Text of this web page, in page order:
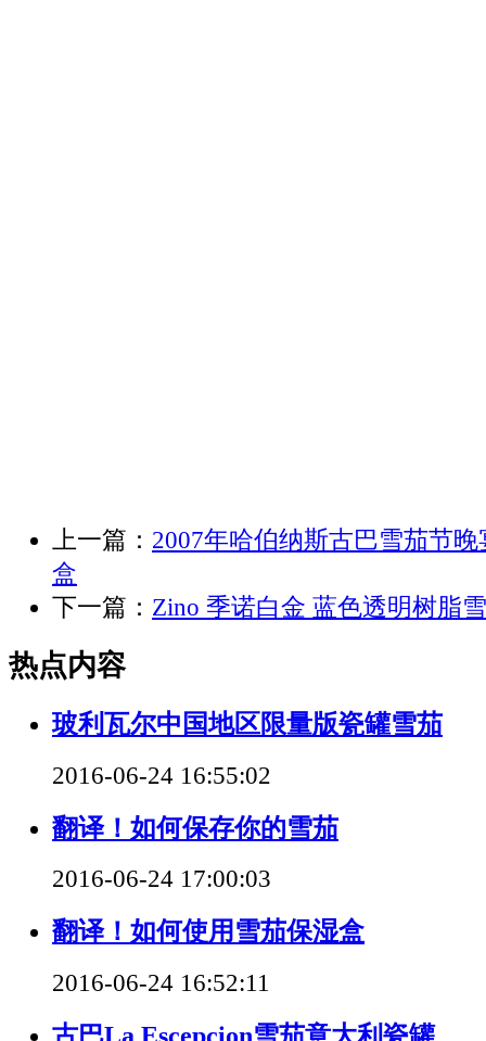
上一篇： 2007年哈伯纳斯古巴雪茄节
盒
下一篇： Zino 季诺白金 蓝色透明树脂
热点内容
玻利瓦尔中国地区限量版瓷罐雪茄
2016-06-24 16:55:02
翻译！如何保存你的雪茄
2016-06-24 17:00:03
翻译！如何使用雪茄保湿盒
2016-06-24 16:52:11
古巴La Escepcion雪茄意大利瓷罐